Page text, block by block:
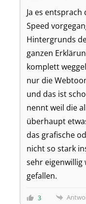
Ja es
Speed
Hintergrunds
ganzen
komplett
nur die
und das ist
nennt weil die
überhaupt
das grafische
nicht so stark
sehr
gefallen.
3